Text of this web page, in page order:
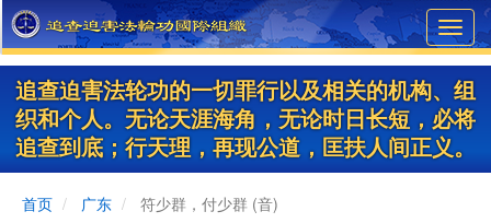
Skip
to
main
content
追查迫害法轮功的一切罪行以及相关的机构、组
织和个人。无论天涯海角，无论时日长短，必将
追查到底；行天理，再现公道，匡扶人间正义。
首页 广东 符少群，付少群 (音)